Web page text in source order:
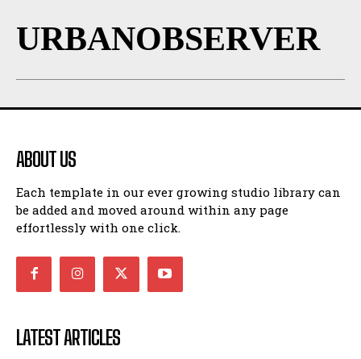
URBANOBSERVER
ABOUT US
Each template in our ever growing studio library can
be added and moved around within any page
effortlessly with one click.
LATEST ARTICLES